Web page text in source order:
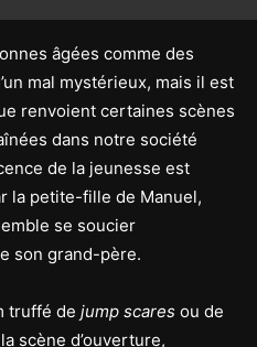
âgées comme des
mal mystérieux, mais il est
renvoient certaines scènes
dans notre société
de la jeunesse est
la petite-fille de Manuel,
se soucier
son grand-père.
truffé de jump scares ou de
scène d’ouverture,